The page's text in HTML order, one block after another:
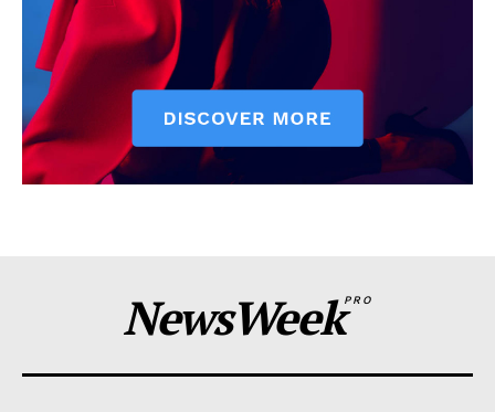
NewsWeekPRO